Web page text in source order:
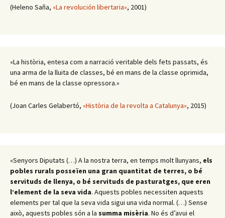
(Heleno Saña, «La revolución libertaria», 2001)
«La història, entesa com a narració veritable dels fets passats, és
una arma de la lluita de classes, bé en mans de la classe oprimida,
bé en mans de la classe opressora.»
(Joan Carles Gelabertó, «Història de la revolta a Catalunya», 2015)
«Senyors Diputats (…) A la nostra terra, en temps molt llunyans, els
pobles rurals posseïen una gran quantitat de terres, o bé
servituds de llenya, o bé servituds de pasturatges, que eren
l’element de la seva vida. Aquests pobles necessiten aquests
elements per tal que la seva vida sigui una vida normal. (…) Sense
això, aquests pobles són a la summa misèria. No és d’avui el